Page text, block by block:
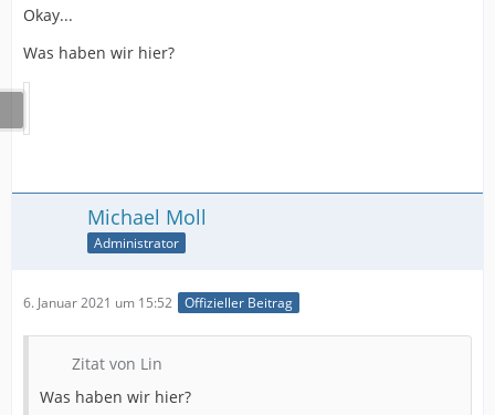
Okay...
Was haben wir hier?
Michael Moll
Administrator
6. Januar 2021 um 15:52 Offizieller Beitrag
Zitat von Lin
Was haben wir hier?